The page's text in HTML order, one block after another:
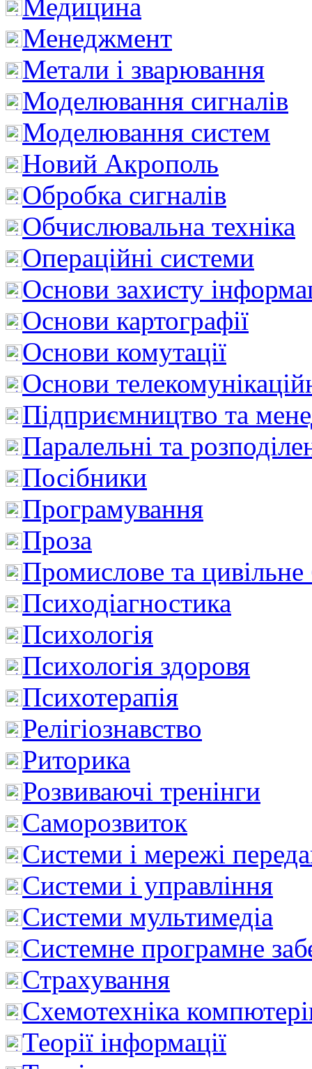
Медицина
Менеджмент
Метали і зварювання
Моделювання сигналів
Моделювання систем
Новий Акрополь
Обробка сигналів
Обчислювальна техніка
Операційні системи
Основи захисту
Основи картографії
Основи комутації
Основи
Підприємництво та
Паралельні та
Посібники
Програмування
Проза
Промислове та цивільне
Психодіагностика
Психологія
Психологія здоровя
Психотерапія
Релігіознавство
Риторика
Розвиваючі тренінги
Саморозвиток
Системи і мережі
Системи і управління
Системи мультимедіа
Системне програмне
Страхування
Схемотехніка
Теорії інформації